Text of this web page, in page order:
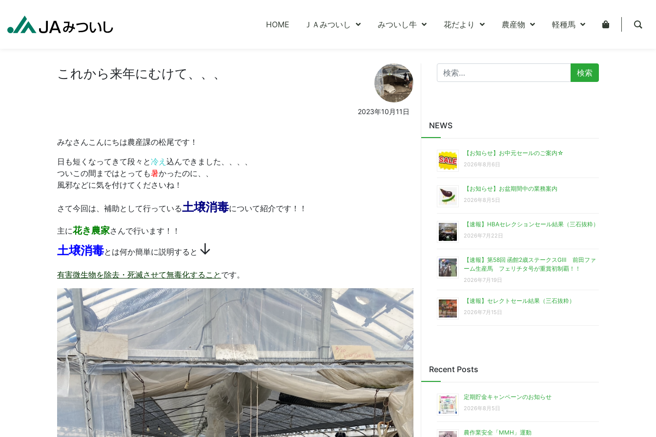
HOME ＪＡみついし みついし牛 花だより 農産物 軽種馬
これから来年にむけて、、、
2023年10月11日
みなさんこんにちは農産課の松尾です！
日も短くなってきて段々と冷え 込んできました、、、、
ついこの間まではとっても暑かったのに、、
風邪などに気を付けてくださいね！
さて今回は、補助として行っている土壌消毒について紹介です！！
主に花き農家さんで行います！！
土壌消毒とは何か簡単に説明すると ↓
有害微生物を除去・死滅させて無毒化すること です。
検
索:
NEWS
【お知らせ】お中元セールのご案内☆
2026年8月6日
【お知らせ】お盆期間中の業務案内
2026年8月5日
【速報】HBAセレクションセール結果（三石抜粋）
2026年7月22日
【速報】第58回 函館2歳ステークスGⅢ 前田ファ
ーム生産馬 フェリチタ号が重賞初制覇！！
2026年7月19日
【速報】セレクトセール結果（三石抜粋）
2026年7月15日
Recent Posts
定期貯金キャンペーンのお知らせ
2026年8月5日
農作業安全「MMH」運動